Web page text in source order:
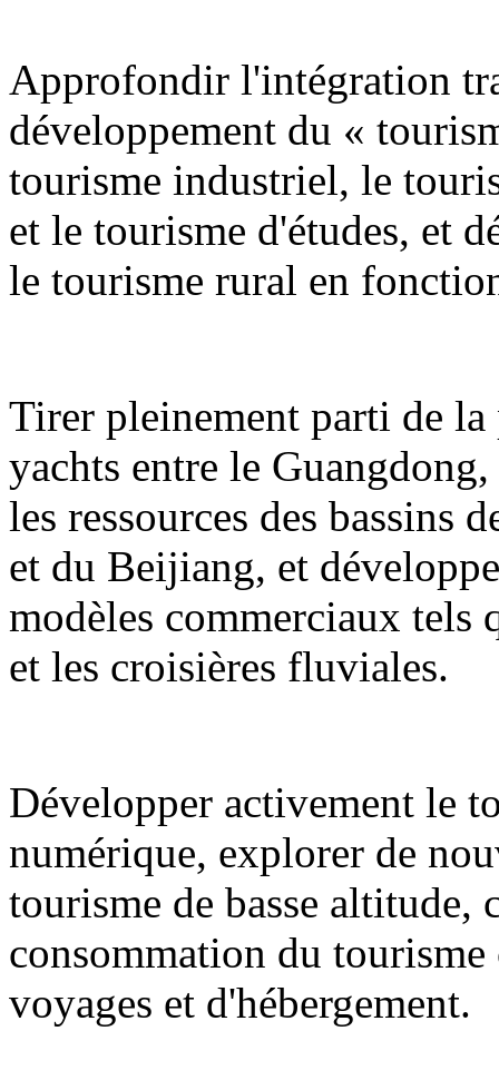
Approfondir l'intégration
développement du «
tourisme industriel, le
et le tourisme d'études, et
le tourisme rural en
Tirer pleinement parti de
yachts entre le
les ressources des bassins
et du Beijiang, et
modèles commerciaux tels
et les croisières fluviales.
Développer activement le
numérique, explorer de
tourisme de basse altitude,
consommation du
voyages et d'hébergement.